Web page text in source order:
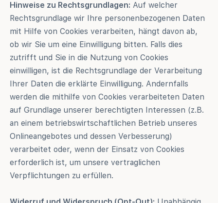
Hinweise zu Rechtsgrundlagen: Auf welcher
Rechtsgrundlage wir Ihre personenbezogenen Daten
mit Hilfe von Cookies verarbeiten, hängt davon ab,
ob wir Sie um eine Einwilligung bitten. Falls dies
zutrifft und Sie in die Nutzung von Cookies
einwilligen, ist die Rechtsgrundlage der Verarbeitung
Ihrer Daten die erklärte Einwilligung. Andernfalls
werden die mithilfe von Cookies verarbeiteten Daten
auf Grundlage unserer berechtigten Interessen (z.B.
an einem betriebswirtschaftlichen Betrieb unseres
Onlineangebotes und dessen Verbesserung)
verarbeitet oder, wenn der Einsatz von Cookies
erforderlich ist, um unsere vertraglichen
Verpflichtungen zu erfüllen.